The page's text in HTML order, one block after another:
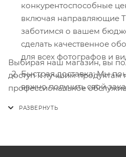
конкурентоспособные
включая направляющие
заботимся о вашем
сделать качественное
для всех фотографов и
Быстрая доставка: Мы
важно получить свой
оперативной доставке.
Выбирая наш магазин, вы
доступ к лучшим продуктам
профессиональное